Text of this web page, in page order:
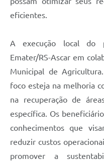
Contratos
Veículos
Imóveis locados
Imóveis territorial
Imóveis predial
eficientes.
A execução local do
Emater/RS-Ascar em
Municipal de
foco esteja na melhoria
na recuperação de
específica. Os
conhecimentos que
reduzir custos
promover a